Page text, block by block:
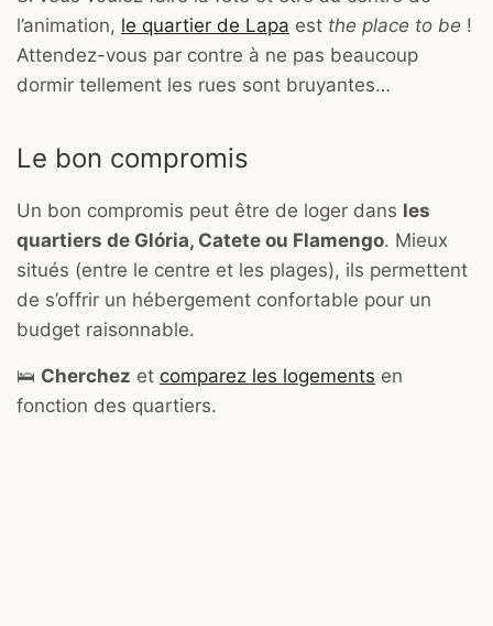
l’animation, le quartier de Lapa est the place to be !
Attendez-vous par contre à ne pas beaucoup
dormir tellement les rues sont bruyantes…
Le bon compromis
Un bon compromis peut être de loger dans les
quartiers de Glória, Catete ou Flamengo. Mieux
situés (entre le centre et les plages), ils permettent
de s’offrir un hébergement confortable pour un
budget raisonnable.
🛌 Cherchez et comparez les logements en
fonction des quartiers.